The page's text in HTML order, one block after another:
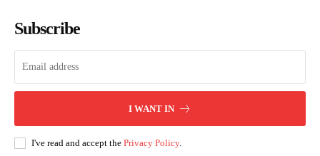
Subscribe
I WANT IN
I've read and accept the Privacy Policy.